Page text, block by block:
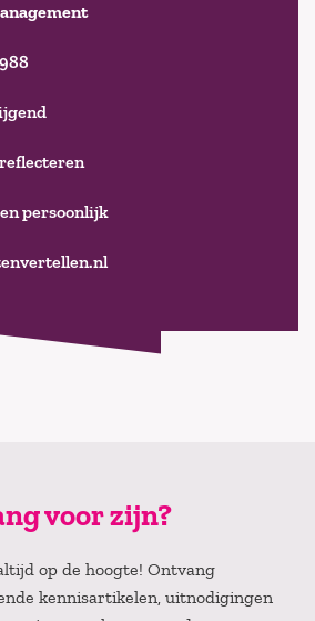
persoonlijk
voor zijn?
op de hoogte! Ontvang
kennisartikelen, uitnodigingen